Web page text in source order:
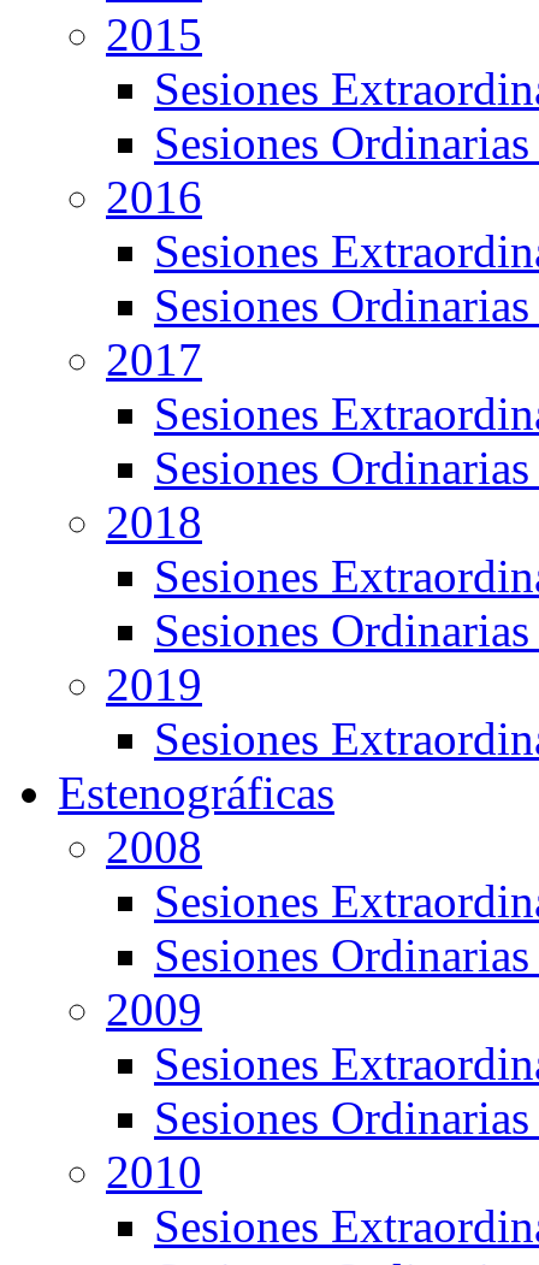
2015
Sesiones
Sesiones
2016
Sesiones
Sesiones
2017
Sesiones
Sesiones
2018
Sesiones
Sesiones
2019
Sesiones
Estenográficas
2008
Sesiones
Sesiones
2009
Sesiones
Sesiones
2010
Sesiones